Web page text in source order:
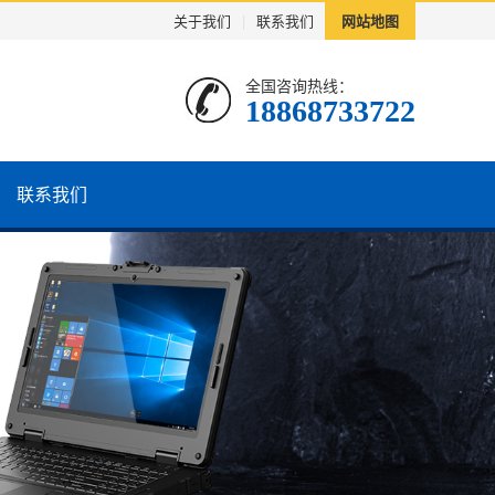
关于我们 联系我们 网站地图
全国咨询热线：
18868733722
联系我们